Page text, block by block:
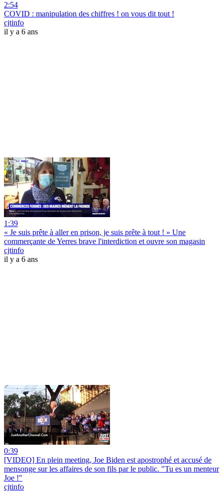
2:54
COVID : manipulation des chiffres ! on vous dit tout !
cjtinfo
il y a 6 ans
1:39
« Je suis prête à aller en prison, je suis prête à tout ! » Une
commerçante de Yerres brave l'interdiction et ouvre son magasin
cjtinfo
il y a 6 ans
0:39
[VIDEO] En plein meeting, Joe Biden est apostrophé et accusé de
mensonge sur les affaires de son fils par le public. "Tu es un menteur
Joe !"
cjtinfo